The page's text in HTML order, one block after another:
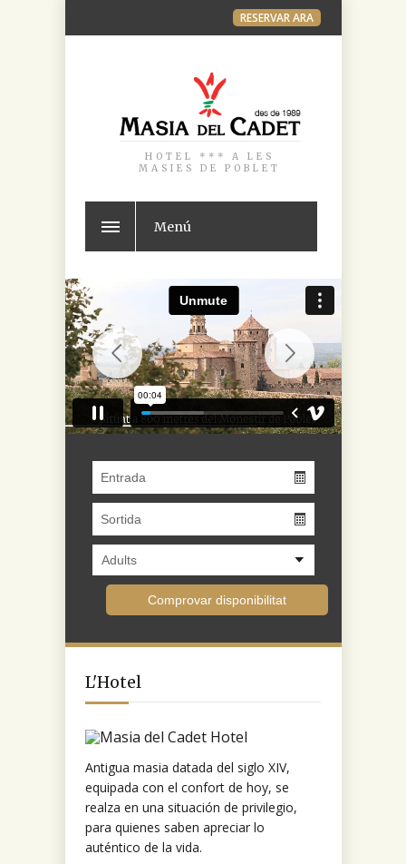
RESERVAR ARA
HOTEL *** A LES
MASIES DE POBLET
Menú
L'Hotel
Antigua masia datada del siglo XIV,
equipada con el confort de hoy, se
realza en una situación de privilegio,
para quienes saben apreciar lo
auténtico de la vida.